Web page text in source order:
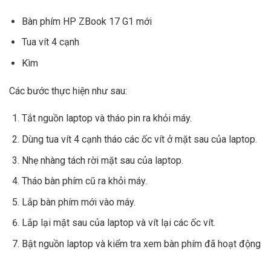
Bàn phím HP ZBook 17 G1 mới
Tua vít 4 cạnh
Kìm
Các bước thực hiện như sau:
Tắt nguồn laptop và tháo pin ra khỏi máy.
Dùng tua vít 4 cạnh tháo các ốc vít ở mặt sau của laptop.
Nhẹ nhàng tách rời mặt sau của laptop.
Tháo bàn phím cũ ra khỏi máy.
Lắp bàn phím mới vào máy.
Lắp lại mặt sau của laptop và vít lại các ốc vít.
Bật nguồn laptop và kiểm tra xem bàn phím đã hoạt động